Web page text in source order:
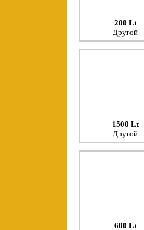
200 Lt
Другой
1500 Lt
Другой
600 Lt